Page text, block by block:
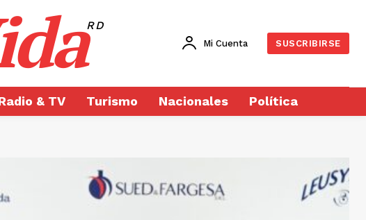
RD
Mi Cuenta SUSCRIBIRSE
& TV Turismo Nacionales Política